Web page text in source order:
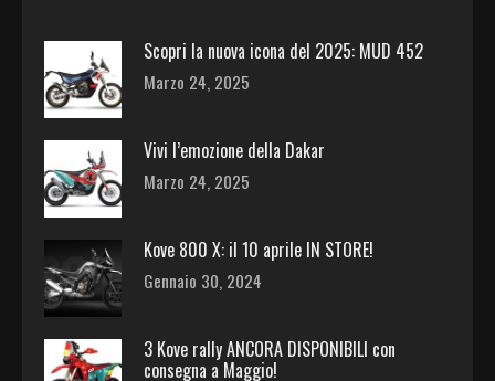
Scopri la nuova icona del 2025: MUD 452
Marzo 24, 2025
Vivi l’emozione della Dakar
Marzo 24, 2025
Kove 800 X: il 10 aprile IN STORE!
Gennaio 30, 2024
3 Kove rally ANCORA DISPONIBILI con
consegna a Maggio!